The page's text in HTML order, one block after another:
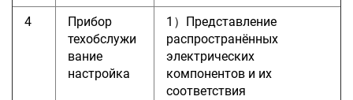
4
Прибор
техобслужи
вание
настройка
1）Представление
распространённых
электрических
компонентов и их
соответствия